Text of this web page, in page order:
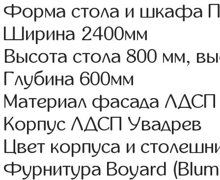
Форма стола и шкафа
Ширина 2400мм
Высота стола 800 мм,
Глубина 600мм
Материал фасада ЛДСП
Корпус ЛДСП Увадрев
Цвет корпуса и
Фурнитура Boyard